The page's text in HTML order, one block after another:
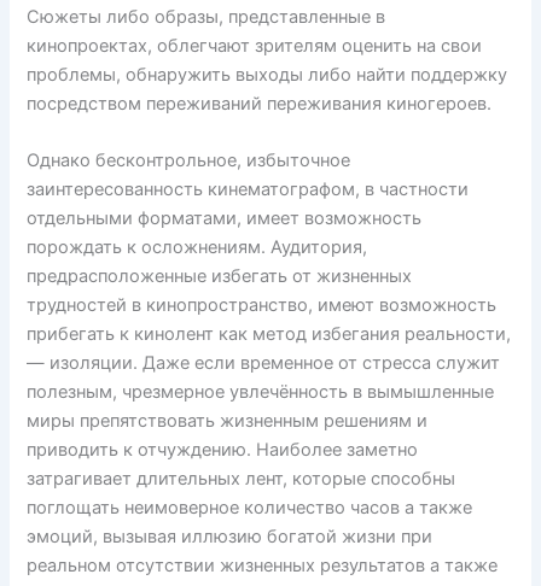
Сюжеты либо образы, представленные в
кинопроектах, облегчают зрителям оценить на свои
проблемы, обнаружить выходы либо найти поддержку
посредством переживаний переживания киногероев.
Однако бесконтрольное, избыточное
заинтересованность кинематографом, в частности
отдельными форматами, имеет возможность
порождать к осложнениям. Аудитория,
предрасположенные избегать от жизненных
трудностей в кинопространство, имеют возможность
прибегать к кинолент как метод избегания реальности,
— изоляции. Даже если временное от стресса служит
полезным, чрезмерное увлечённость в вымышленные
миры препятствовать жизненным решениям и
приводить к отчуждению. Наиболее заметно
затрагивает длительных лент, которые способны
поглощать неимоверное количество часов а также
эмоций, вызывая иллюзию богатой жизни при
реальном отсутствии жизненных результатов а также